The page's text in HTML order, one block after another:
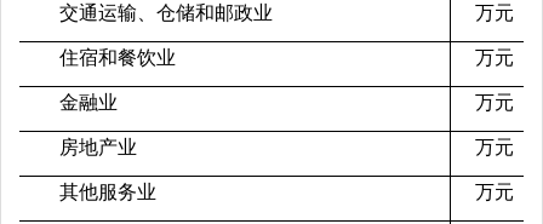
交通运输、仓储和邮政业 万元
住宿和餐饮业 万元
金融业 万元
房地产业 万元
其他服务业 万元